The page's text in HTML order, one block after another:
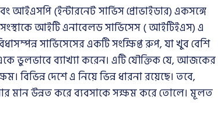
(ইন্টারনেট সার্ভিস প্রোভাইডার) একসঙ্গে
আইটি এনাবেলড সার্ভিসেস ( আইটিইএস) এ
সার্ভিসেসের একটি সংক্ষিপ্ত রুপ, যা খুব বেশি
একে ভুলভাবে ব্যাখ্যা করেন। এটি যৌক্তিক যে, আজকের
দেশে এ নিয়ে ভিন্ন ধারনা রয়েছে। তবে,
মান উন্নত করে ব্যবসাকে সক্ষম করে তোলে। মূলত